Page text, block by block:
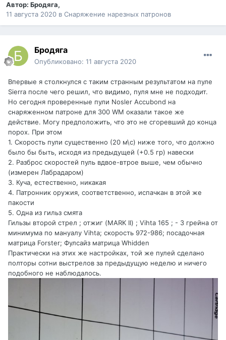
Автор: Бродяга,
11 августа 2020 в Снаряжение нарезных патронов
Бродяга
Опубликовано: 11 августа 2020
Впервые я столкнулся с таким странным результатом на пуле
Sierra после чего решил, что видимо, пуля мне не подходит.
Но сегодня проверенные пули Nosler Accubond на
снаряженном патроне для 300 WM оказали такое же
действие. Могу предположить, что это не сгоревший до конца
порох. При этом
1. Скорость пули существенно (20 м\с) ниже того, что должно
было бы быть, исходя из предыдущей (+0.5 гр) навески
2. Разброс скоростей пуль вдвое-втрое выше, чем обычно
(измерен Лабрадаром)
3. Куча, естественно, никакая
4. Патронник оружия, соответственно, испачкан в этой же
пакости
5. Одна из гильз смята
Гильзы второй стрел ; отжиг (MARK II) ; Vihta 165 ; - 3 грейна от
минимума по мануалу Vihta; скорость 972-986; посадочная
матрица Forster; Фулсайз матрица Whidden
Практически на этих же настройках, той же пулей сделано
полторы сотни выстрелов за предыдущую неделю и ничего
подобного не наблюдалось.